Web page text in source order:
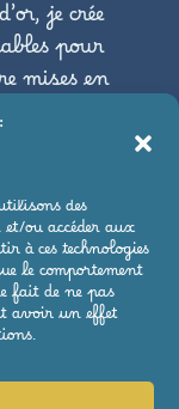
des
et/ou accéder aux
à ces technologies
le comportement
fait de ne pas
avoir un effet
je crée
pour
mises en